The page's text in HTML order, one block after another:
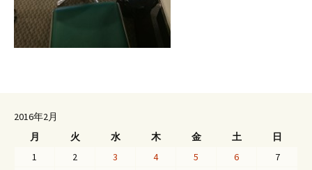
2016年2月
月
火 水 木 金 土
日
1
2 3 4 5 6
7